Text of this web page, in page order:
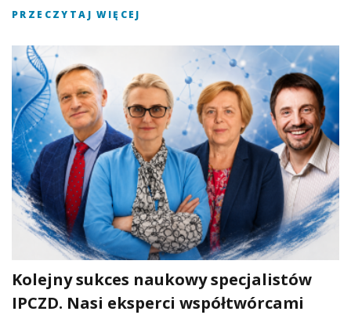
PRZECZYTAJ WIĘCEJ
Kolejny sukces naukowy specjalistów
IPCZD. Nasi eksperci współtwórcami